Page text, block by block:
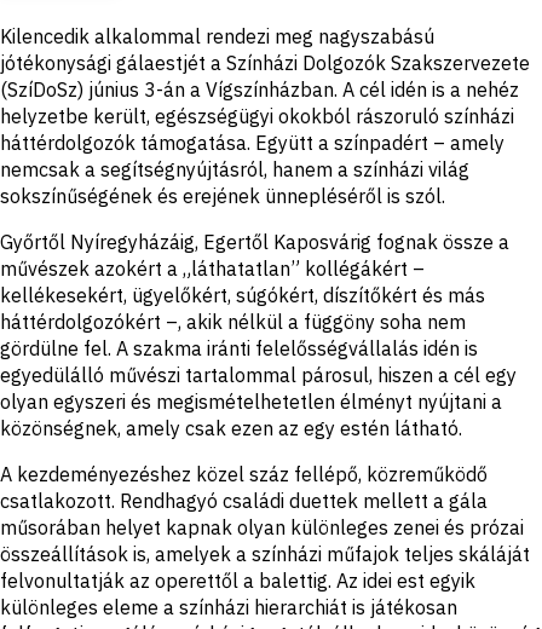
Short
description
Kilencedik alkalommal rendezi meg nagyszabású
jótékonysági gálaestjét a Színházi Dolgozók Szakszervezete
(SzíDoSz) június 3-án a Vígszínházban. A cél idén is a nehéz
helyzetbe került, egészségügyi okokból rászoruló színházi
háttérdolgozók támogatása. Együtt a színpadért – amely
nemcsak a segítségnyújtásról, hanem a színházi világ
sokszínűségének és erejének ünnepléséről is szól.
Győrtől Nyíregyházáig, Egertől Kaposvárig fognak össze a
művészek azokért a „láthatatlan” kollégákért –
kellékesekért, ügyelőkért, súgókért, díszítőkért és más
háttérdolgozókért –, akik nélkül a függöny soha nem
gördülne fel. A szakma iránti felelősségvállalás idén is
egyedülálló művészi tartalommal párosul, hiszen a cél egy
olyan egyszeri és megismételhetetlen élményt nyújtani a
közönségnek, amely csak ezen az egy estén látható.
A kezdeményezéshez közel száz fellépő, közreműködő
csatlakozott. Rendhagyó családi duettek mellett a gála
műsorában helyet kapnak olyan különleges zenei és prózai
összeállítások is, amelyek a színházi műfajok teljes skáláját
felvonultatják az operettől a balettig. Az idei est egyik
különleges eleme a színházi hierarchiát is játékosan